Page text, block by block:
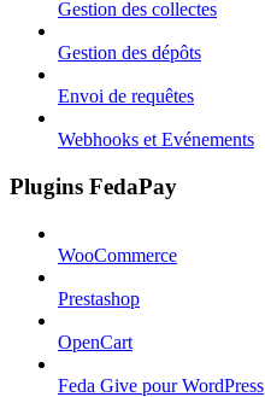
Gestion des collectes
Gestion des dépôts
Envoi de requêtes
Webhooks et Evénements
Plugins FedaPay
WooCommerce
Prestashop
OpenCart
Feda Give pour WordPress